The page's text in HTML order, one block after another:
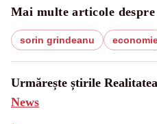
Mai multe articole despre
sorin grindeanu
Urmărește știrile
News